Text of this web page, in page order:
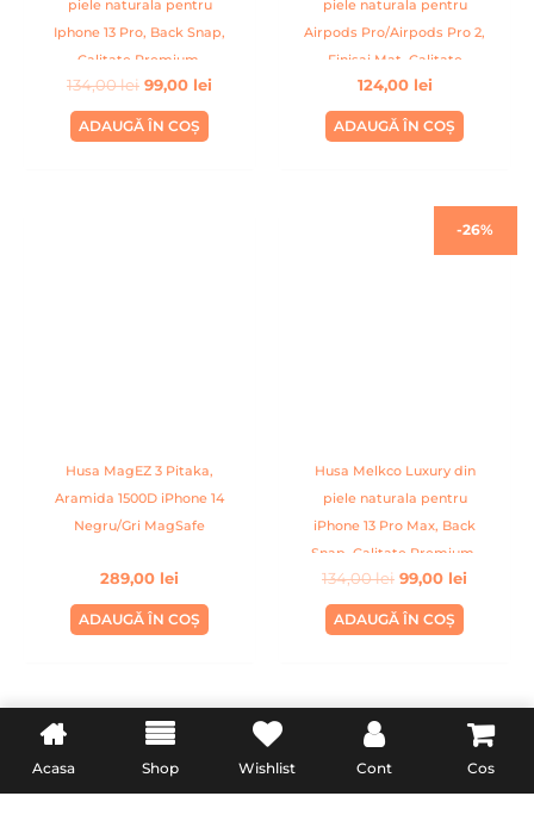
piele naturala pentru
Iphone 13 Pro, Back Snap,
Calitate Premium,
Handmade, Gri
134,00lei 99,00 lei
ADAUGĂ ÎN COȘ
piele naturala pentru
Airpods Pro/Airpods Pro 2,
Finisaj Mat, Calitate
Premium, Handmade,
Negru
124,00 lei
ADAUGĂ ÎN COȘ
Husa MagEZ 3 Pitaka,
Aramida 1500D iPhone 14
Negru/Gri MagSafe
289,00 lei
ADAUGĂ ÎN COȘ
-26%
Husa Melkco Luxury din
piele naturala pentru
iPhone 13 Pro Max, Back
Snap, Calitate Premium,
Handmade, Visiniu
134,00lei 99,00 lei
Prețul
ADAUGĂ ÎN COȘ
INFORMATII UTILE LEGAL
Acasa Shop Wishlist Cont Cos